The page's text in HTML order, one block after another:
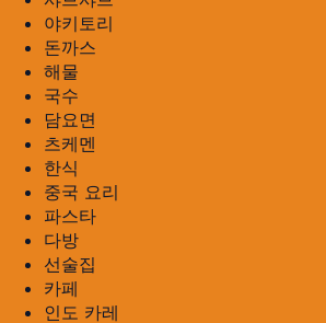
야키토리
돈까스
해물
국수
담요면
츠케멘
한식
중국 요리
파스타
다방
선술집
카페
인도 카레